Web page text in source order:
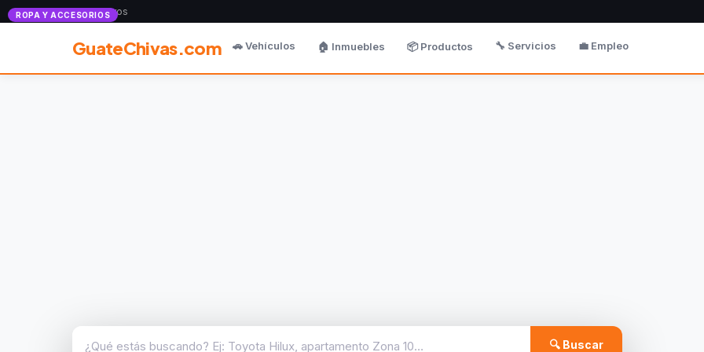
Anunciate con nosotros
GuateChivas.com 🚗 Vehículos 🏠 Inmuebles 📦 Productos 🔧 Servicios 💼 Empleo
🔍 Buscar
ROPA Y ACCESORIOS